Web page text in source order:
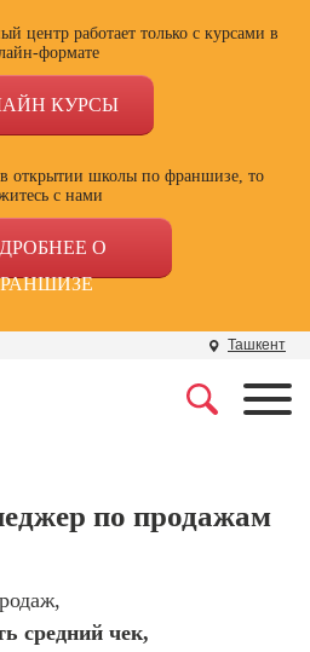
центр работает только с курсами в
формате
КУРСЫ
открытии школы по франшизе, то
с нами
О
Ташкент
поисковой
по продажам
средний чек,